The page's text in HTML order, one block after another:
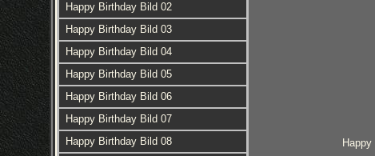
Happy Birthday Bild 02
Happy Birthday Bild 03
Happy Birthday Bild 04
Happy Birthday Bild 05
Happy Birthday Bild 06
Happy Birthday Bild 07
Happy Birthday Bild 08